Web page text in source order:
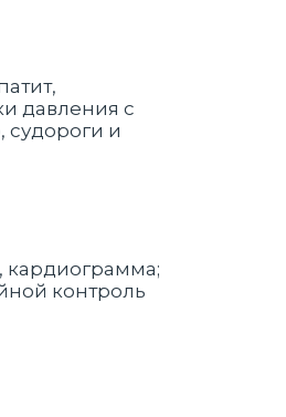
давления с
судороги и
кардиограмма;
контроль